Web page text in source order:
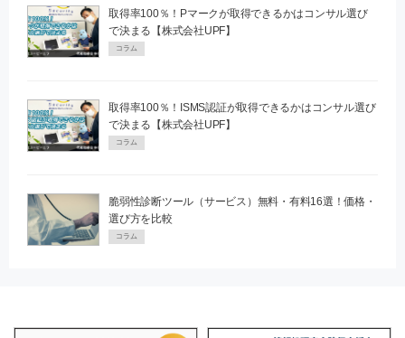
取得率100％！Pマークが取得できるかはコンサル選び
で決まる【株式会社UPF】
コラム
取得率100％！ISMS認証が取得できるかはコンサル選び
で決まる【株式会社UPF】
コラム
脆弱性診断ツール（サービス）無料・有料16選！価格・
選び方を比較
コラム